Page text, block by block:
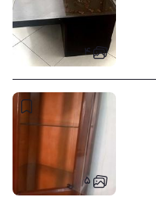
۴
۵